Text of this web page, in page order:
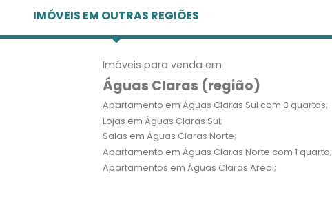
IMÓVEIS EM OUTRAS REGIÕES
Imóveis para venda em
Águas Claras (região)
Apartamento em Águas Claras Sul com 3 quartos;
Lojas em Águas Claras Sul;
Salas em Águas Claras Norte;
Apartamento em Águas Claras Norte com 1 quarto;
Apartamentos em Águas Claras Areal;